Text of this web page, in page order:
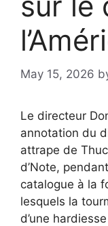
May 15, 2026
Le directeur
annotation du
attrape de
d’Note,
catalogue à la
lesquels la
d’une